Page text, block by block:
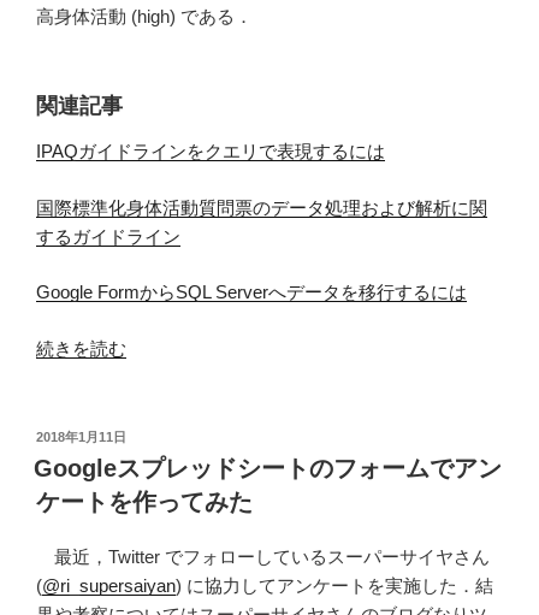
高身体活動 (high) である．
関連記事
IPAQガイドラインをクエリで表現するには
国際標準化身体活動質問票のデータ処理および解析に関
するガイドライン
Google FormからSQL Serverへデータを移行するには
“Google
条
件
分
岐
る
ア
続きを読む
投
稿
日:
2018年1月11日
Googleスプレッドシートのフォームでアン
ケートを作ってみた
最近，Twitter でフォローしているスーパーサイヤさん
(@ri_supersaiyan) に協力してアンケートを実施した．結